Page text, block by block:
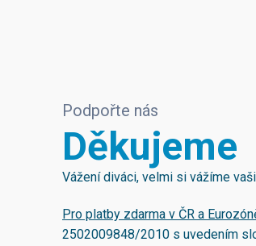
Podpořte nás
Děkujeme
Vážení diváci, velmi si vážíme
Pro platby zdarma v ČR a
2502009848/2010 s uvedením